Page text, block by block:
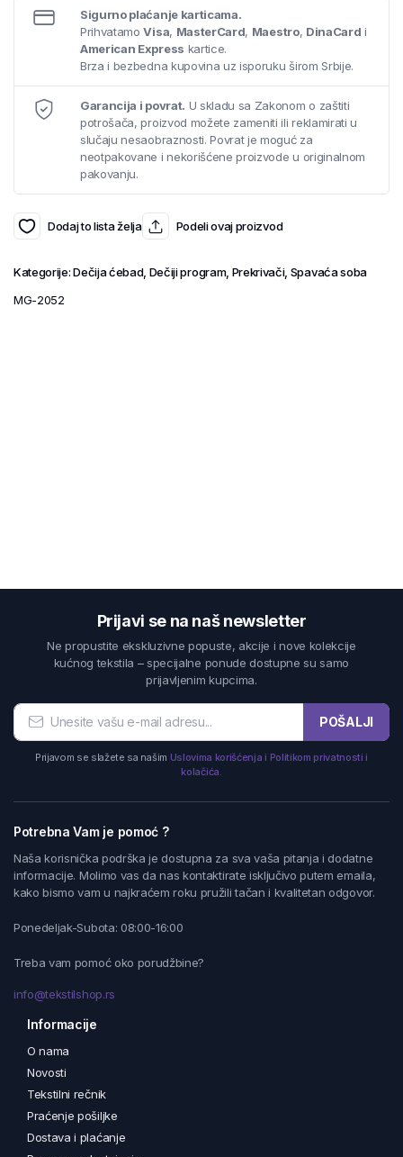
Sigurno plaćanje karticama.
PrihvatamoVisa, MasterCard, Maestro, DinaCard i
American Express kartice.
Brza i bezbedna kupovina uz isporuku širom Srbije.
Garancija i povrat. U skladu sa Zakonom o zaštiti
potrošača, proizvod možete zameniti ili reklamirati u
slučaju nesaobraznosti. Povrat je moguć za
neotpakovane i nekorišćene proizvode u originalnom
pakovanju.
Dodaj to lista želja Podeli ovaj proizvod
Kategorije:Dečija ćebad, Dečiji program, Prekrivači, Spavaća soba
MG-2052
Prijavi se na naš newsletter
Ne propustite ekskluzivne popuste, akcije i nove kolekcije
kućnog tekstila – specijalne ponude dostupne su samo
prijavljenim kupcima.
POŠALJI
Prijavom se slažete sa našim Uslovima korišćenja i Politikom privatnosti i
kolačića.
Potrebna Vam je pomoć ?
Naša korisnička podrška je dostupna za sva vaša pitanja i dodatne
informacije. Molimo vas da nas kontaktirate isključivo putem emaila,
kako bismo vam u najkraćem roku pružili tačan i kvalitetan odgovor.
Ponedeljak-Subota: 08:00-16:00
Treba vam pomoć oko porudžbine?
info@tekstilshop.rs
Informacije
O nama
Novosti
Tekstilni rečnik
Praćenje pošiljke
Dostava i plaćanje